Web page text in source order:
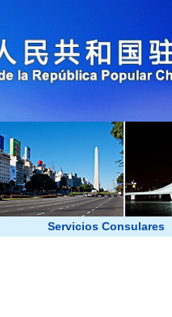
Servicios Consulares